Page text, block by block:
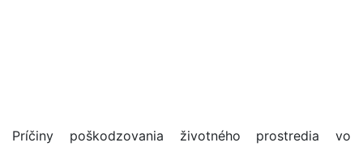
Príčiny poškodzovania životného prostredia vo